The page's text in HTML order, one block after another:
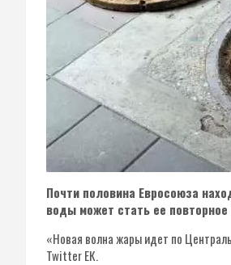
Почти половина Евросоюза
воды может стать ее
«Новая волна жары идет по
Twitter ЕК.